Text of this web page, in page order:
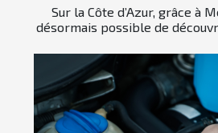
Sur la Côte d’Azur, grâce à
désormais possible de